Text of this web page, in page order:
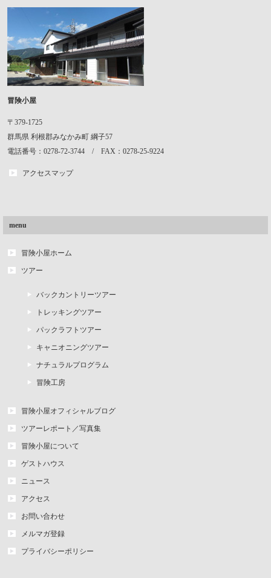
冒険小屋
〒379-1725
群馬県 利根郡みなかみ町 綱子57
電話番号：0278-72-3744 / FAX：0278-25-9224
アクセスマップ
menu
冒険小屋ホーム
ツアー
バックカントリーツアー
トレッキングツアー
パックラフトツアー
キャニオニングツアー
ナチュラルプログラム
冒険工房
冒険小屋オフィシャルブログ
ツアーレポート／写真集
冒険小屋について
ゲストハウス
ニュース
アクセス
お問い合わせ
メルマガ登録
プライバシーポリシー